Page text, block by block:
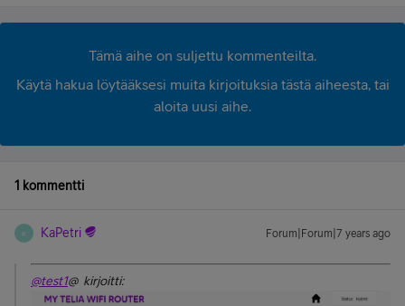
Tämä aihe on suljettu kommenteilta.
Käytä hakua löytääksesi muita kirjoituksia tästä aiheesta, tai
aloita uusi aihe.
1 kommentti
K KaPetri Forum|Forum|7 years ago
@test1@ kirjoitti: